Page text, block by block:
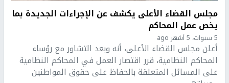
مجلس القضاء الأعلى يكشف عن الإجراءات الجديدة بما
يخص عمل المحاكم
5 سنوات، 5 أشهر ago
أعلن مجلس القضاء الأعلى، أنه وبعد التشاور مع رؤساء
المحاكم النظامية، قرر اقتصار العمل في المحاكم النظامية
على المسائل المتعلقة بالحفاظ على حقوق المواطنين